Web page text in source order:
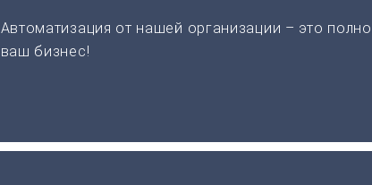
Автоматизация от нашей организации – это
ваш бизнес!